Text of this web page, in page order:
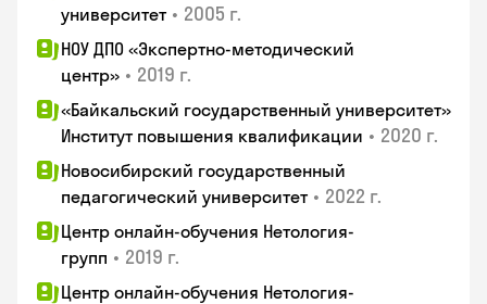
университет • 2005 г.
НОУ ДПО «Экспертно-методический
центр» • 2019 г.
«Байкальский государственный университет»
Институт повышения квалификации • 2020 г.
Новосибирский государственный
педагогический университет • 2022 г.
Центр онлайн-обучения Нетология-
групп • 2019 г.
Центр онлайн-обучения Нетология-